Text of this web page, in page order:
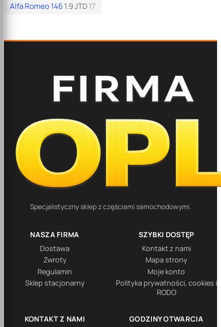
Alfa Romeo 1461.9 JTD17
Specjalistyczny sklep z częściami samochodowymi.
NASZA FIRMA
Dostawa
Zwroty
Regulamin
Sklep stacjonarny
SZYBKI DOSTĘP
Kontakt z nami
Mapa strony
Moje konto
Polityka prywatności, cookies i
RODO
KONTAKT Z NAMI
GODZINY OTWARCIA